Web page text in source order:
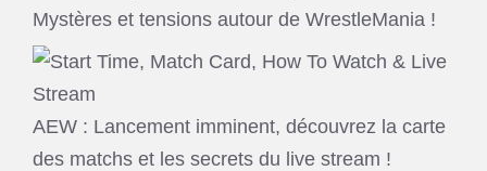
Mystères et tensions autour de WrestleMania !
AEW : Lancement imminent, découvrez la carte
des matchs et les secrets du live stream !